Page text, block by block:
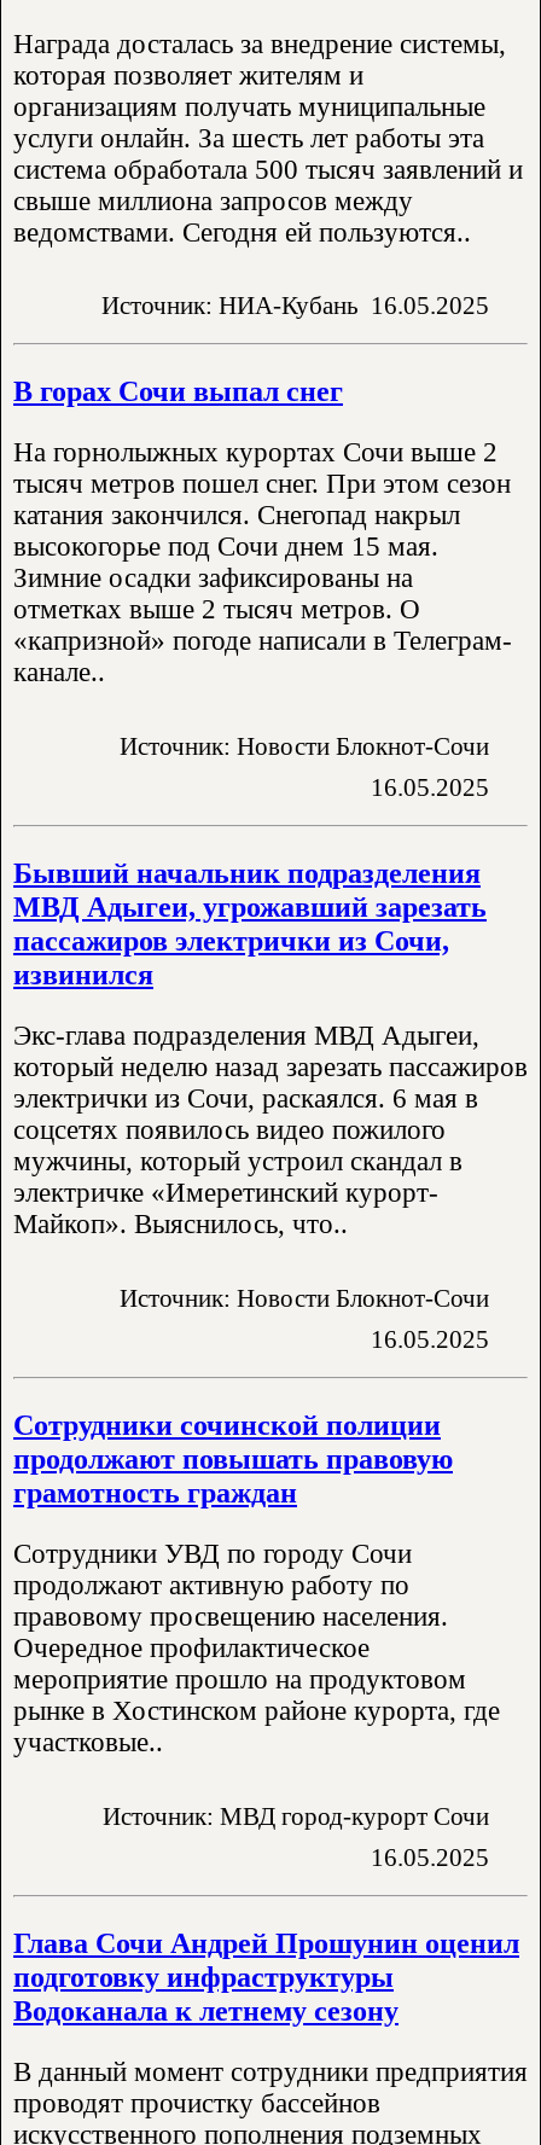
Награда досталась за внедрение системы,
которая позволяет жителям и
организациям получать муниципальные
услуги онлайн. За шесть лет работы эта
система обработала 500 тысяч заявлений и
свыше миллиона запросов между
ведомствами. Сегодня ей пользуются..
Источник: НИА-Кубань 16.05.2025
В горах Сочи выпал снег
На горнолыжных курортах Сочи выше 2
тысяч метров пошел снег. При этом сезон
катания закончился. Снегопад накрыл
высокогорье под Сочи днем 15 мая.
Зимние осадки зафиксированы на
отметках выше 2 тысяч метров. О
«капризной» погоде написали в Телеграм-
канале..
Источник: Новости Блокнот-Сочи
16.05.2025
Бывший начальник подразделения
МВД Адыгеи, угрожавший зарезать
пассажиров электрички из Сочи,
извинился
Экс-глава подразделения МВД Адыгеи,
который неделю назад зарезать пассажиров
электрички из Сочи, раскаялся. 6 мая в
соцсетях появилось видео пожилого
мужчины, который устроил скандал в
электричке «Имеретинский курорт-
Майкоп». Выяснилось, что..
Источник: Новости Блокнот-Сочи
16.05.2025
Сотрудники сочинской полиции
продолжают повышать правовую
грамотность граждан
Сотрудники УВД по городу Сочи
продолжают активную работу по
правовому просвещению населения.
Очередное профилактическое
мероприятие прошло на продуктовом
рынке в Хостинском районе курорта, где
участковые..
Источник: МВД город-курорт Сочи
16.05.2025
Глава Сочи Андрей Прошунин оценил
подготовку инфраструктуры
Водоканала к летнему сезону
В данный момент сотрудники предприятия
проводят прочистку бассейнов
искусственного пополнения подземных